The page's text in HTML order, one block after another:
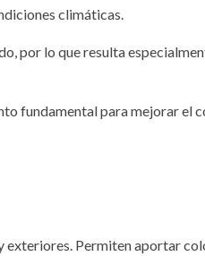
climáticas.
por lo que resulta
fundamental para mejorar el
exteriores. Permiten aportar